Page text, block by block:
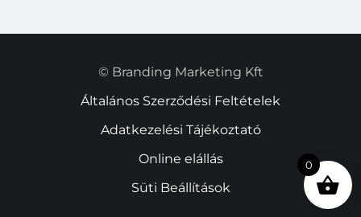
© Branding Marketing Kft
Általános Szerződési Feltételek
Adatkezelési Tájékoztató
Online elállás
Süti Beállítások
0